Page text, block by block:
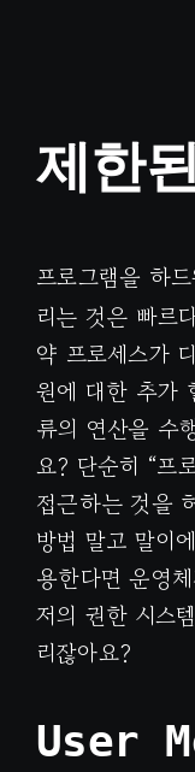
제한
프로그램을 하
리는 것은 빠르
약 프로세스가
원에 대한 추가
류의 연산을 수
요? 단순히 “프
접근하는 것을
방법 말고 말이
용한다면 운영
저의 권한 시스
리잖아요?
User